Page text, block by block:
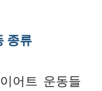
종류
어트 운동들